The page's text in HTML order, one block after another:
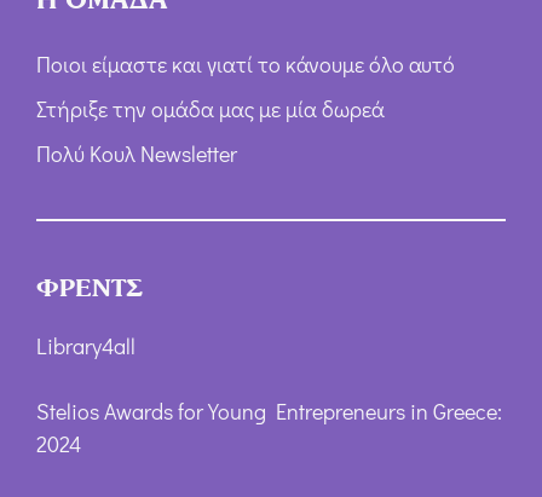
Ποιοι είμαστε και γιατί το κάνουμε όλο αυτό
Στήριξε την ομάδα μας με μία δωρεά
Πολύ Κουλ Newsletter
ΦΡΕΝΤΣ
Library4all
Stelios Awards for Young Entrepreneurs in Greece:
2024